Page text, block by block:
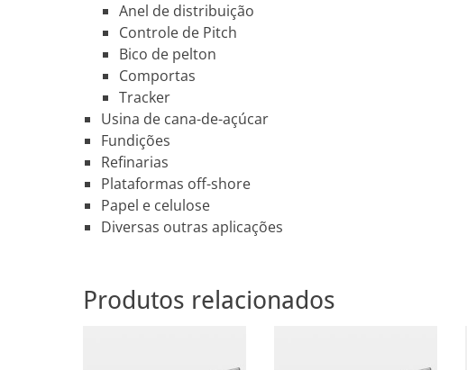
Anel de distribuição
Controle de Pitch
Bico de pelton
Comportas
Tracker
Usina de cana-de-açúcar
Fundições
Refinarias
Plataformas off-shore
Papel e celulose
Diversas outras aplicações
Produtos relacionados